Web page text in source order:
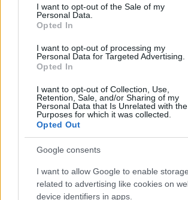
consent section.
I want to opt-out of the Sale of my
Personal Data.
Opted In
I want to opt-out of processing my
Personal Data for Targeted Advertising.
Opted In
I want to opt-out of Collection, Use,
Retention, Sale, and/or Sharing of my
Personal Data that Is Unrelated with the
Purposes for which it was collected.
Opted Out
Google consents
I want to allow Google to enable storage
related to advertising like cookies on
device identifiers in apps.
kezdődtek tárgyalások. A 2015-ös
egyezmény értelmében Irán
nukleáris tevékenysége
fejében fokozatosan feloldották
szemben elrendelt
többségét. Donald Trump
elnök 2018-ban egyoldalúan
Egyesült Államokat a
bevezette az iráni gazdaságot
szankciókat. Irán válaszul
felmondta
egyebek között fokozta az